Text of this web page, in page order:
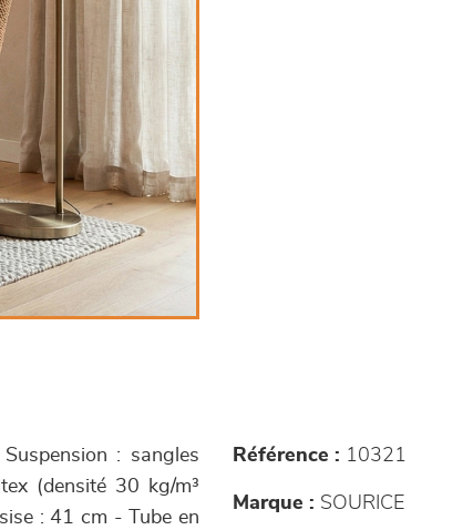
: sangles
(densité 30 kg/m³
: 41 cm - Tube en
Référence : 10321
Marque : SOURICE